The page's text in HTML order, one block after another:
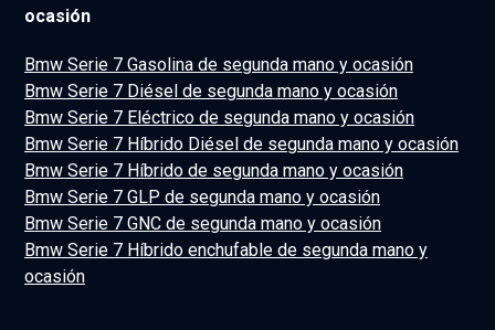
ocasión
Bmw Serie 7 Gasolina de segunda mano y ocasión
Bmw Serie 7 Diésel de segunda mano y ocasión
Bmw Serie 7 Eléctrico de segunda mano y ocasión
Bmw Serie 7 Híbrido Diésel de segunda mano y ocasión
Bmw Serie 7 Híbrido de segunda mano y ocasión
Bmw Serie 7 GLP de segunda mano y ocasión
Bmw Serie 7 GNC de segunda mano y ocasión
Bmw Serie 7 Híbrido enchufable de segunda mano y
ocasión